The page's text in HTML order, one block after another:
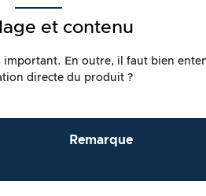
et contenu
important. En outre, il faut bien
directe du produit ?
Remarque